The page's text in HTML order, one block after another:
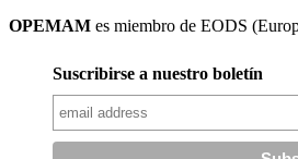
OPEMAM es miembro de EODS
Suscribirse a nuestro boletín